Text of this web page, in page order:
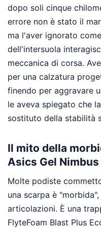
dopo soli cinque
errore non è stato il
ma l'aver ignorato
dell'intersuola
meccanica di corsa.
per una calzatura
finendo per aggravare
le aveva spiegato che
sostituto della stabilità
Il mito della
Asics Gel Nimbus
Molte podiste
una scarpa è
articolazioni. È una
FlyteFoam Blast Plus